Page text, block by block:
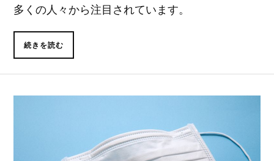
多くの人々から注目されています。
続きを読む